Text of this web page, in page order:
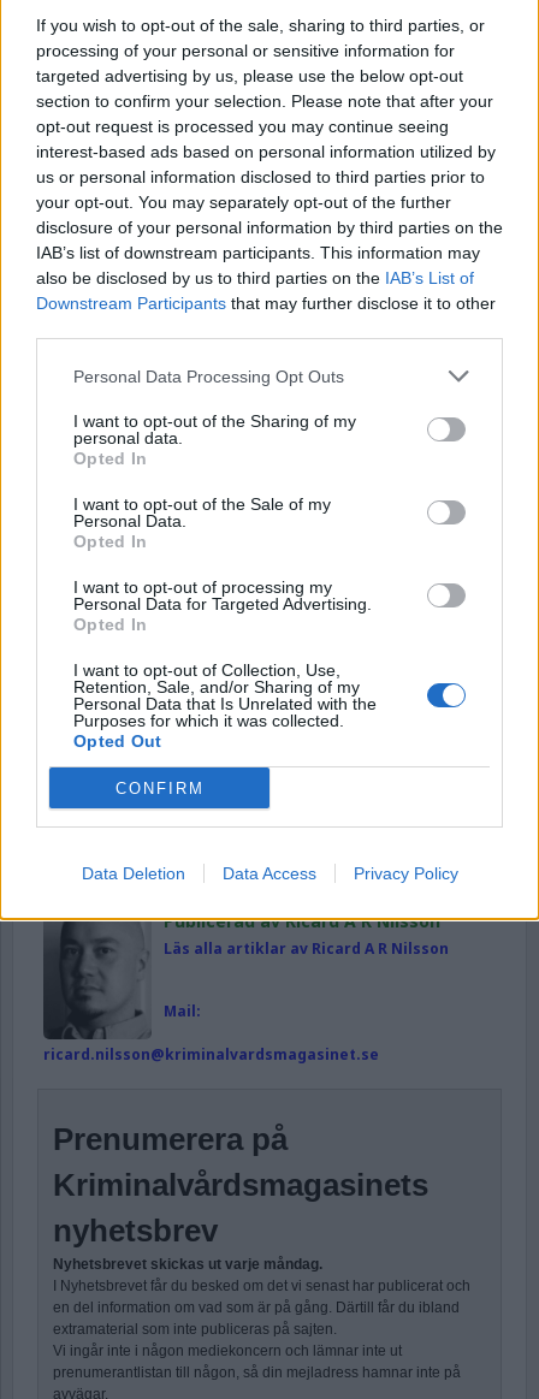
If you wish to opt-out of the sale, sharing to third parties, or
processing of your personal or sensitive information for
targeted advertising by us, please use the below opt-out
section to confirm your selection. Please note that after your
opt-out request is processed you may continue seeing
interest-based ads based on personal information utilized by
us or personal information disclosed to third parties prior to
your opt-out. You may separately opt-out of the further
disclosure of your personal information by third parties on the
IAB’s list of downstream participants. This information may
also be disclosed by us to third parties on the IAB’s List of
Downstream Participants that may further disclose it to other
Personal Data Processing Opt Outs
I want to opt-out of the Sharing of my
personal data.
Opted In
I want to opt-out of the Sale of my
Personal Data.
Opted In
I want to opt-out of processing my
Personal Data for Targeted Advertising.
Opted In
I want to opt-out of Collection, Use,
Retention, Sale, and/or Sharing of my
Personal Data that Is Unrelated with the
Purposes for which it was collected.
Opted Out
CONFIRM
Data Deletion Data Access Privacy Policy
Vakthavande befäl på
anstalten Fosie
brottsmisstänkt
Av Ricard A R Nilsson 2026-02-11
Ett kriminalvårdare som tjänstgjorde som
vakthavande befäl när en 33-årig man dog i
sin isoleringscell, är nu misstänkt för vållande
till annans död, grovt brott, och tjänstefel.
Börja prenumerera för att läsa detta innehåll.
Username or E-mail
Password
Remember Me
Forgot Password
Stöd Kriminalvårdsmagasinets bevakning av Kriminalvården
Ämnesord: Anstalten Fosie Fosieanstalten
Vakthavande befäl
Publicerad av Ricard A R Nilsson
Läs alla artiklar av Ricard A R Nilsson
Mail:
ricard.nilsson@kriminalvardsmagasinet.se
Prenumerera på
Kriminalvårdsmagasinets
nyhetsbrev
Nyhetsbrevet skickas ut varje måndag.
I Nyhetsbrevet får du besked om det vi senast har publicerat och
en del information om vad som är på gång. Därtill får du ibland
extramaterial som inte publiceras på sajten.
Vi ingår inte i någon mediekoncern och lämnar inte ut
prenumerantlistan till någon, så din mejladress hamnar inte på
avvägar.